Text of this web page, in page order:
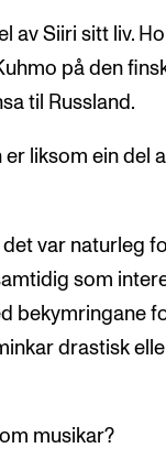
av Siiri sitt liv.
på den
til Russland.
liksom ein del
var naturleg
som
bekymringane
drastisk
musikar?